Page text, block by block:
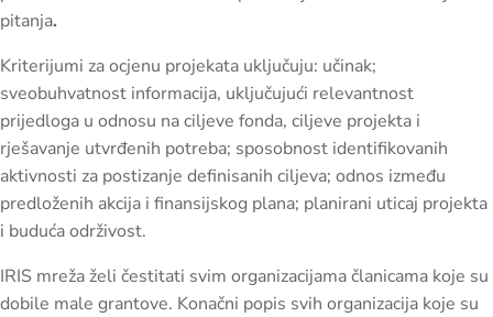
pitanja.
Kriterijumi za ocjenu projekata uključuju: učinak;
sveobuhvatnost informacija, uključujući relevantnost
prijedloga u odnosu na ciljeve fonda, ciljeve projekta i
rješavanje utvrđenih potreba; sposobnost identifikovanih
aktivnosti za postizanje definisanih ciljeva; odnos između
predloženih akcija i finansijskog plana; planirani uticaj projekta
i buduća održivost.
IRIS mreža želi čestitati svim organizacijama članicama koje su
dobile male grantove. Konačni popis svih organizacija koje su